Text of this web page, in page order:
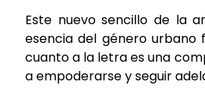
Este nuevo sencillo de la
esencia del género
cuanto a la letra es una
a empoderarse y seguir